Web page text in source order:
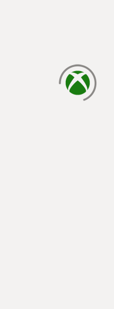
cargando